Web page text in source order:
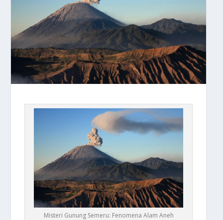
Misteri Gunung Semeru: Fenomena Alam Aneh